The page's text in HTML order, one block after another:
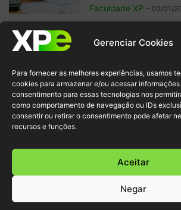
Gerenciar Cookies
Para fornecer as melhores experiências, usamos
cookies para armazenar e/ou acessar
consentimento para essas tecnologias nos
como comportamento de navegação ou IDs
consentir ou retirar o consentimento pode afetar
recursos e funções.
Aceitar
Negar
Faculdade XP - 02/01/
Investimentos
vale a pena
Faculdade XP - 04/10/
Criptomoedas:
e inovação para
30/09/